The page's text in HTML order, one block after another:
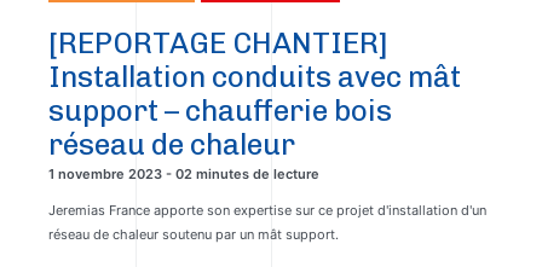
[REPORTAGE CHANTIER]
Installation conduits avec mât
support – chaufferie bois
réseau de chaleur
1 novembre 2023 - 02 minutes de lecture
Jeremias France apporte son expertise sur ce projet d'installation d'un
réseau de chaleur soutenu par un mât support.